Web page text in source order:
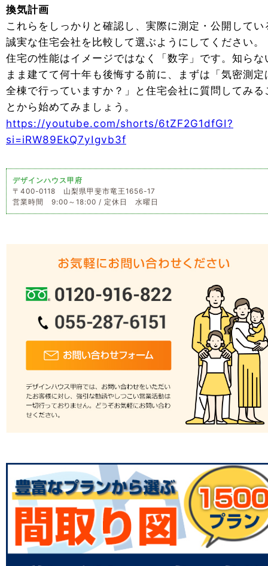
換気計画
これらをしっかりと確認し、実際に測定・公開してい
誠実な住宅会社を比較して選ぶようにしてください。
住宅の性能はイメージではなく「数字」です。知らな
まま建てて何十年も後悔する前に、まずは「気密測定
全棟で行っていますか？」と住宅会社に質問してみる
とから始めてみましょう。
https://youtube.com/shorts/6tZF2G1dfGI?
si=iRW89EkQ7yIgvb3f
デザインハウス甲府
〒400-0118 山梨県甲斐市竜王1656-17
営業時間 9:00～18:00 / 定休日 水曜日